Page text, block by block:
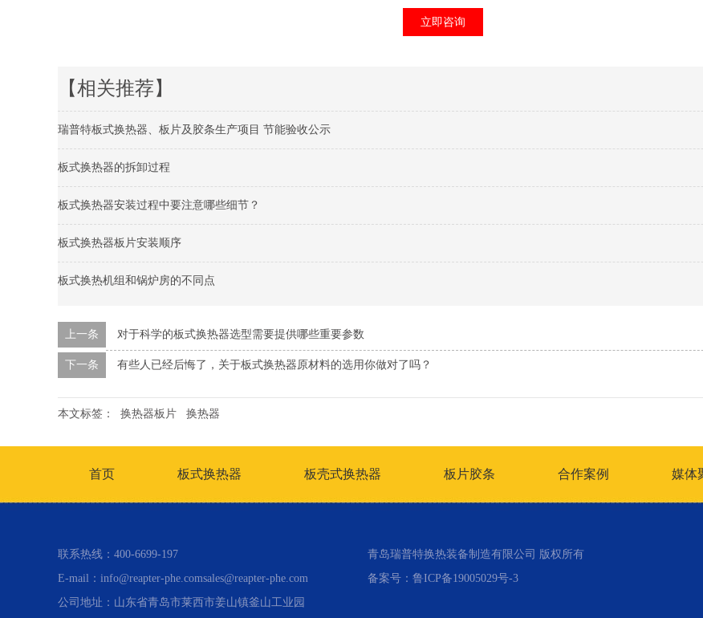
立即咨询
【相关推荐】
瑞普特板式换热器、板片及胶条生产项目 节能验收公示
板式换热器的拆卸过程
板式换热器安装过程中要注意哪些细节？
板式换热器板片安装顺序
板式换热机组和锅炉房的不同点
上一条 对于科学的板式换热器选型需要提供哪些重要参数
下一条 有些人已经后悔了，关于板式换热器原材料的选用你做对了吗？
本文标签： 换热器板片 换热器
首页 板式换热器 板壳式换热器 板片胶条 合作案例 媒体
联系热线：400-6699-197
E-mail：info@reapter-phe.comsales@reapter-phe.com
公司地址：山东省青岛市莱西市姜山镇釜山工业园
青岛瑞普特换热装备制造有限公司 版权所有
备案号： 鲁ICP备19005029号-3